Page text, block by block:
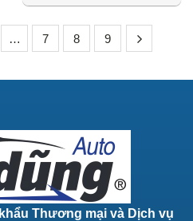
… 7 8 9
Thương mại và Dịch vụ